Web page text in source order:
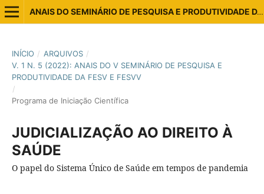
ANAIS DO SEMINÁRIO DE PESQUISA E PRODUTIVIDADE DA ESTÁCIO VITÓRIA E VILA VELHA
INÍCIO / ARQUIVOS /
V. 1 N. 5 (2022): ANAIS DO V SEMINÁRIO DE PESQUISA E
PRODUTIVIDADE DA FESV E FESVV
/
Programa de Iniciação Científica
JUDICIALIZAÇÃO AO DIREITO À
SAÚDE
O papel do Sistema Único de Saúde em tempos de pandemia